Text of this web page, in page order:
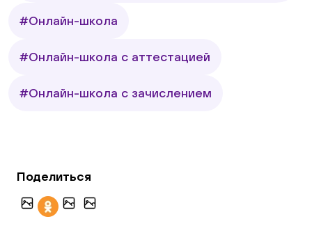
#Онлайн-школа
#Онлайн-школа с аттестацией
#Онлайн-школа с зачислением
Поделиться